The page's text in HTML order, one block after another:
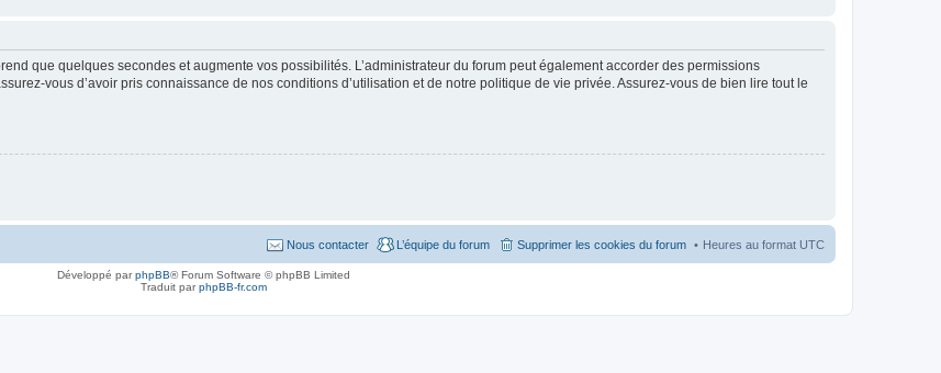
que quelques secondes et augmente vos possibilités. L’administrateur du forum peut également accorder des permissions
vous d’avoir pris connaissance de nos conditions d’utilisation et de notre politique de vie privée. Assurez-vous de bien lire tout le
Heures au format UTC
Supprimer les cookies du forum
L’équipe du forum
Nous contacter
Développé parphpBB® Forum Software © phpBB Limited
Traduit parphpBB-fr.com